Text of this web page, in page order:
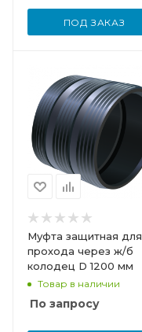
ПОД ЗАКАЗ
Муфта защитная для
прохода через ж/б
колодец D 1200 мм
Товар в наличии
По запросу